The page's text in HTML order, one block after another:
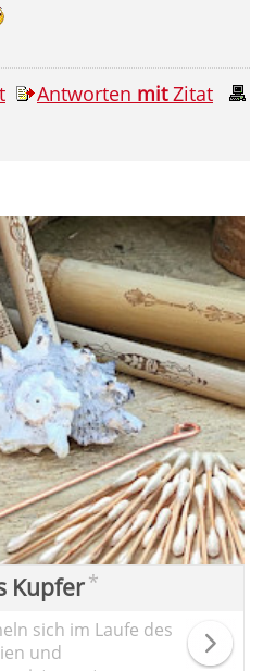
Antworten mitZitat
Kupfer*
sich im Laufe des
und